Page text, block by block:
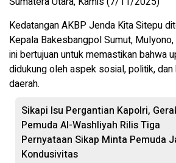
Kedatangan ​AKBP Jenda Kita Sitepu
Kepala Bakesbangpol Sumut,
ini bertujuan untuk memastikan bahwa
didukung oleh aspek sosial, politik,
daerah.
Sikapi Isu Pergantian Kapolri,
Pemuda Al-Washliyah Rilis Tiga
Pernyataan Sikap Minta Pemuda
Kondusivitas